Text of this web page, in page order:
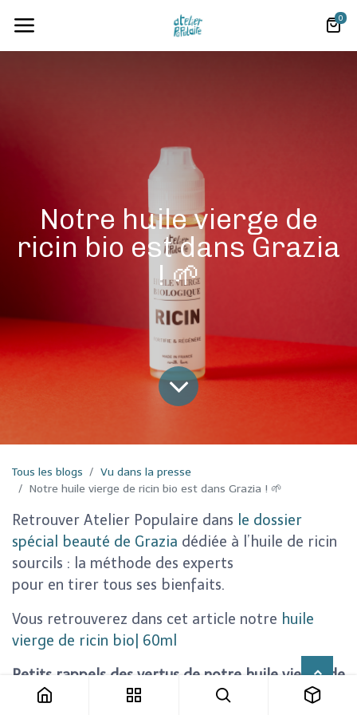
0
Notre huile vierge de
ricin bio est dans Grazia
! 🌱
Tous les blogs
Vu dans la presse
Notre huile vierge de ricin bio est dans Grazia ! 🌱
Retrouver Atelier Populaire dans le dossier
spécial beauté de Grazia dédiée à l’huile de ricin
sourcils : la méthode des experts
pour en tirer tous ses bienfaits.
Vous retrouverez dans cet article notre huile
vierge de ricin bio| 60ml
Petits rappels des vertus de notre huile vierge de
ricin bio :